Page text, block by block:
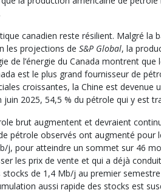
canadien reste résilient. Malgré la
les projections de S&P Global, la
de l’énergie du Canada montrent
est le plus grand fournisseur de
croissantes, la Chine est devenue
juin 2025, 54,5 % du pétrole qui y est
brut augmentent et devraient
pétrole observés ont augmenté
j, pour atteindre un sommet sur 46
les prix de vente et qui a déjà
de 1,4 Mb/j au premier
aussi rapide des stocks est